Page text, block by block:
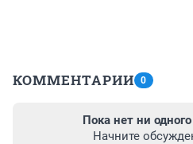
КОММЕНТАРИИ 0
Пока нет ни
Начните